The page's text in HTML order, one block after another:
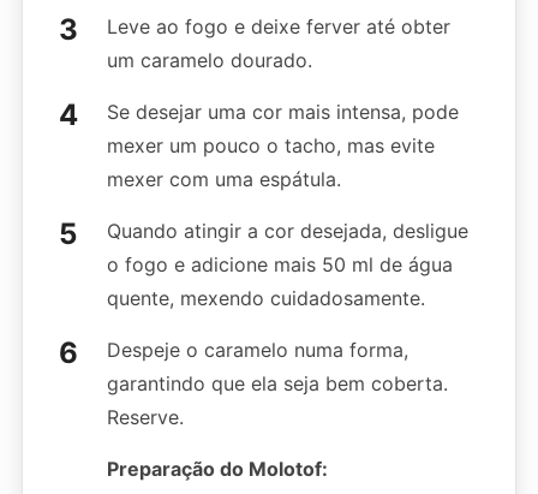
Leve ao fogo e deixe ferver até obter
um caramelo dourado.
Se desejar uma cor mais intensa, pode
mexer um pouco o tacho, mas evite
mexer com uma espátula.
Quando atingir a cor desejada, desligue
o fogo e adicione mais 50 ml de água
quente, mexendo cuidadosamente.
Despeje o caramelo numa forma,
garantindo que ela seja bem coberta.
Reserve.
Preparação do Molotof: